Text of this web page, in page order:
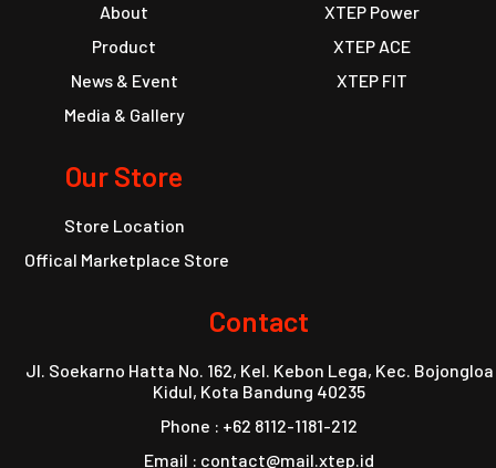
About
Product
News & Event
Media & Gallery
XTEP Power
XTEP ACE
XTEP FIT
Our Store
Store Location
Offical Marketplace Store
Contact
Jl. Soekarno Hatta No. 162, Kel. Kebon Lega, Kec. Bojongloa
Kidul, Kota Bandung 40235
Phone : +62 8112-1181-212
Email : contact@mail.xtep.id